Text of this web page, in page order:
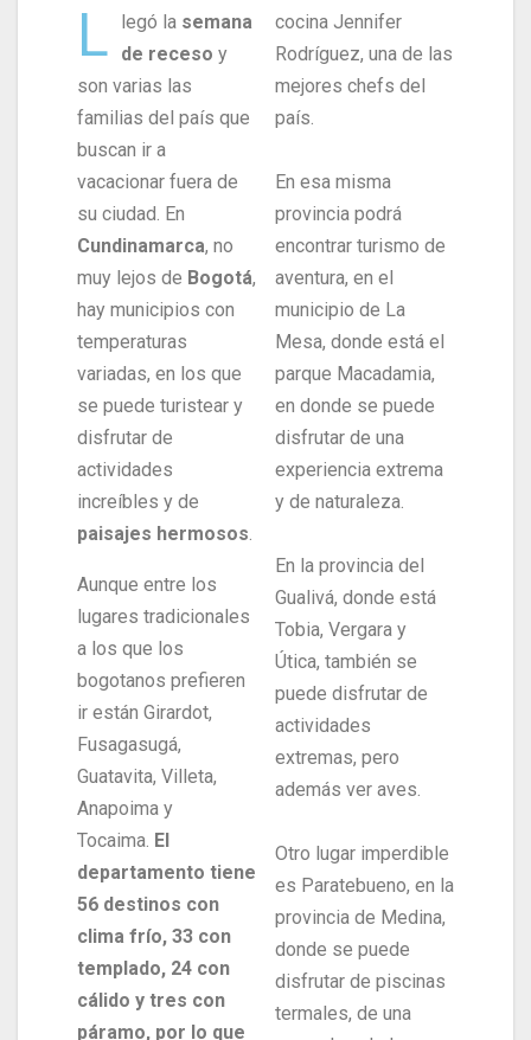
L legó la semana
de receso y
son varias las
familias del país que
buscan ir a
vacacionar fuera de
su ciudad. En
Cundinamarca, no
muy lejos de Bogotá,
hay municipios con
temperaturas
variadas, en los que
se puede turistear y
disfrutar de
actividades
increíbles y de
paisajes hermosos.
Aunque entre los
lugares tradicionales
a los que los
bogotanos prefieren
ir están Girardot,
Fusagasugá,
Guatavita, Villeta,
Anapoima y
Tocaima. El
departamento tiene
56 destinos con
clima frío, 33 con
templado, 24 con
cálido y tres con
páramo, por lo que
cocina Jennifer
Rodríguez, una de las
mejores chefs del
país.
En esa misma
provincia podrá
encontrar turismo de
aventura, en el
municipio de La
Mesa, donde está el
parque Macadamia,
en donde se puede
disfrutar de una
experiencia extrema
y de naturaleza.
En la provincia del
Gualivá, donde está
Tobia, Vergara y
Útica, también se
puede disfrutar de
actividades
extremas, pero
además ver aves.
Otro lugar imperdible
es Paratebueno, en la
provincia de Medina,
donde se puede
disfrutar de piscinas
termales, de una